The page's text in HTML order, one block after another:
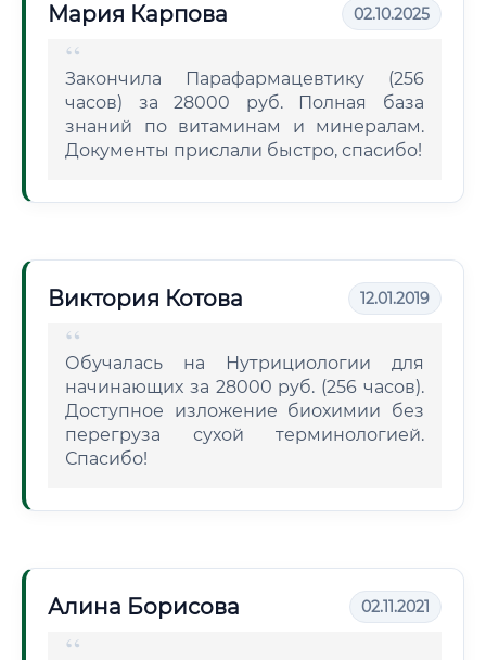
Мария Карпова 02.10.2025
Закончила Парафармацевтику (256
часов) за 28000 руб. Полная база
знаний по витаминам и минералам.
Документы прислали быстро, спасибо!
Виктория Котова 12.01.2019
Обучалась на Нутрициологии для
начинающих за 28000 руб. (256 часов).
Доступное изложение биохимии без
перегруза сухой терминологией.
Спасибо!
Алина Борисова 02.11.2021